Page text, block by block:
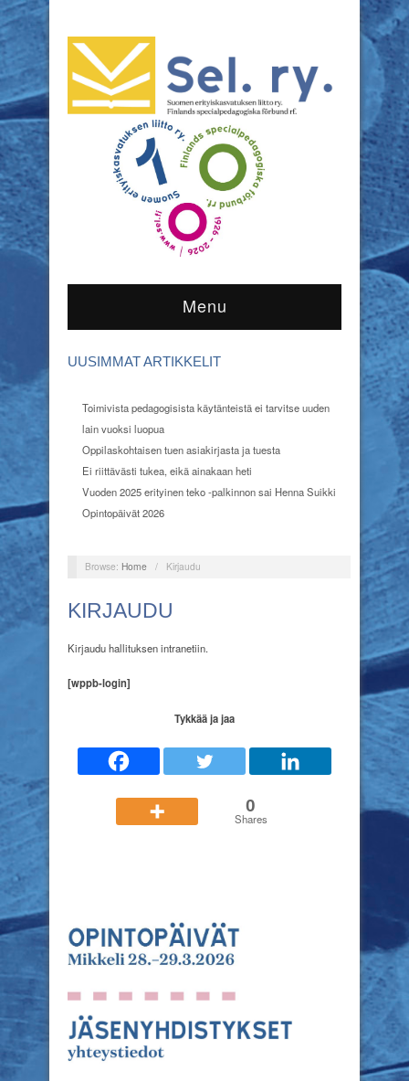
Menu
UUSIMMAT ARTIKKELIT
Toimivista pedagogisista käytänteistä ei tarvitse uuden
lain vuoksi luopua
Oppilaskohtaisen tuen asiakirjasta ja tuesta
Ei riittävästi tukea, eikä ainakaan heti
Vuoden 2025 erityinen teko -palkinnon sai Henna Suikki
Opintopäivät 2026
Browse: Home / Kirjaudu
KIRJAUDU
Kirjaudu hallituksen intranetiin.
[wppb-login]
Tykkää ja jaa
0
Shares